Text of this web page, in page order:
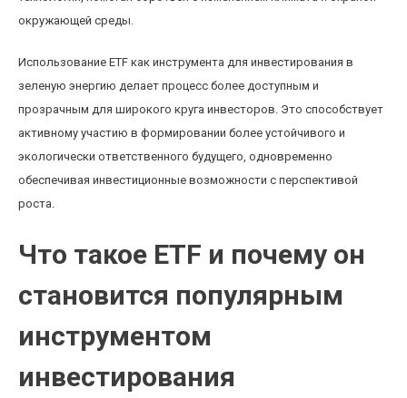
окружающей среды.
Использование ETF как инструмента для инвестирования в
зеленую энергию делает процесс более доступным и
прозрачным для широкого круга инвесторов. Это способствует
активному участию в формировании более устойчивого и
экологически ответственного будущего, одновременно
обеспечивая инвестиционные возможности с перспективой
роста.
Что такое ETF и почему он
становится популярным
инструментом
инвестирования